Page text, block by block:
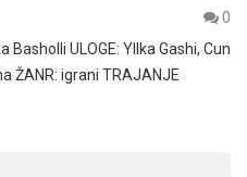
0
Basholli ULOGE: Yllka Gashi, Cun
ŽANR: igrani TRAJANJE